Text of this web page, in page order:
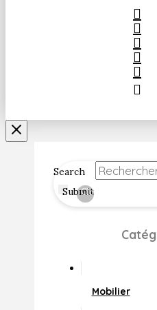
Search
Submit
Clear
Mobilier